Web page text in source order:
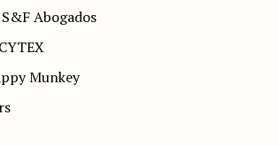
Abogados
Munkey